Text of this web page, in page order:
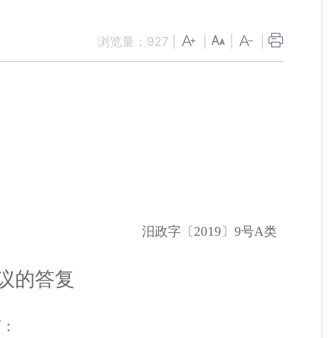
浏览量： 927
汨政字〔 2019〕9号A类
的答复